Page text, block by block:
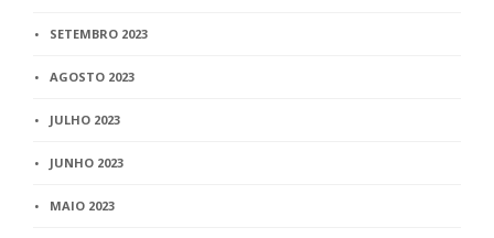
SETEMBRO 2023
AGOSTO 2023
JULHO 2023
JUNHO 2023
MAIO 2023